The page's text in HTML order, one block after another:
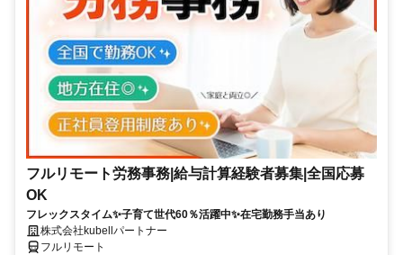
フルリモート労務事務|給与計算経験者募集|全国応募
OK
フレックスタイム✨子育て世代60％活躍中✨在宅勤務手当あり
株式会社kubellパートナー
フルリモート